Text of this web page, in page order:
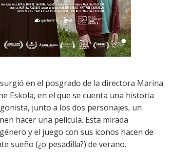
en el posgrado de la directora Marina
Eskola, en el que se cuenta una historia
junto a los dos personajes, un
hacer una película. Esta mirada
y el juego con sus iconos hacen de
sueño (¿o pesadilla?) de verano.